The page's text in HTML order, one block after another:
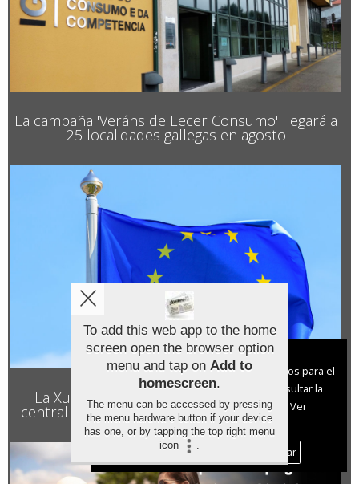
La campaña 'Veráns de Lecer Consumo' llegará a
25 localidades gallegas en agosto
La Xunta denuncia el retraso del Gobierno
central en enviar los datos del lobo a Bruselas
Aviso sobre el Uso de cookies:
Utilizamos cookies nuestras y de terceros para el
funcionamiento del digital. Puedes consultar la
lista de cookies y como desconectarlas.
Ver
nuestra Política de Privacidad y Cookies
Aceptar Cookies
Personalizar
To add this web app to the home
screen open the browser option
menu and tap on Add to
homescreen.
The menu can be accessed by pressing
the menu hardware button if your device
has one, or by tapping the top right menu
icon
.